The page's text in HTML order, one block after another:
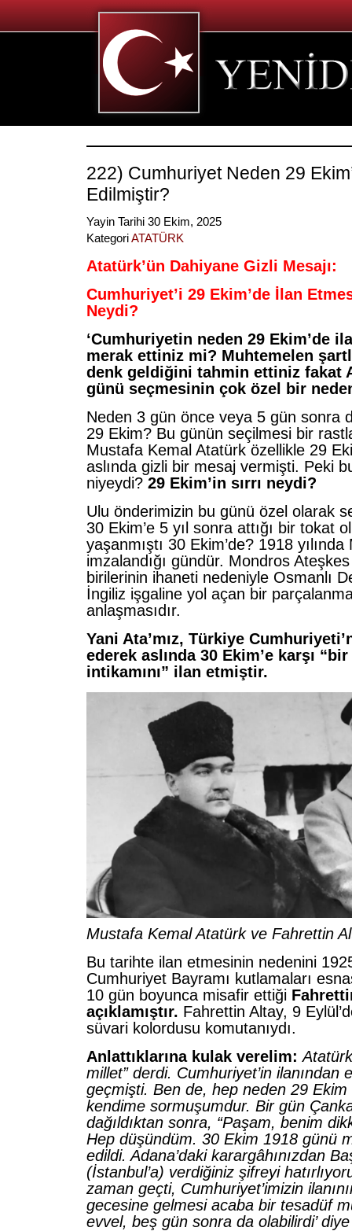
222) Cumhuriyet Neden 29
Edilmiştir?
Yayin Tarihi 30 Ekim, 2025
KategoriATATÜRK
Atatürk’ün Dahiyane Gizli Mesajı:
Cumhuriyet’i 29 Ekim’de İlan
Neydi?
‘Cumhuriyetin neden 29 Ekim’de
merak ettiniz mi? Muhtemelen
denk geldiğini tahmin ettiniz fakat
günü seçmesinin çok özel bir
Neden 3 gün önce veya 5 gün sonra
29 Ekim? Bu günün seçilmesi bir
Mustafa Kemal Atatürk özellikle 29
aslında gizli bir mesaj vermişti. Peki
niyeydi? 29 Ekim’in sırrı neydi?
Ulu önderimizin bu günü özel olarak
30 Ekim’e 5 yıl sonra attığı bir tokat
yaşanmıştı 30 Ekim’de? 1918 yılında
imzalandığı gündür. Mondros
birilerinin ihaneti nedeniyle Osmanlı
İngiliz işgaline yol açan bir
anlaşmasıdır.
Yani Ata’mız, Türkiye
ederek aslında 30 Ekim’e karşı
intikamını” ilan etmiştir.
Mustafa Kemal Atatürk ve Fahrettin
Bu tarihte ilan etmesinin nedenini
Cumhuriyet Bayramı kutlamaları
10 gün boyunca misafir ettiği
açıklamıştır. Fahrettin Altay, 9
süvari kolordusu komutanıydı.
Anlattıklarına kulak verelim:
millet” derdi. Cumhuriyet’in ilanından
geçmişti. Ben de, hep neden 29 Ekim
kendime sormuşumdur. Bir gün
dağıldıktan sonra, “Paşam, benim
Hep düşündüm. 30 Ekim 1918 günü
edildi. Adana’daki karargâhınızdan
(İstanbul’a) verdiğiniz şifreyi
zaman geçti, Cumhuriyet’imizin
gecesine gelmesi acaba bir tesadüf
evvel, beş gün sonra da olabilirdi’